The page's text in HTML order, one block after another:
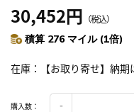
30,452円 （税込）
積算 276 マイル (1倍)
在庫 【お取り寄せ】納
購入数：